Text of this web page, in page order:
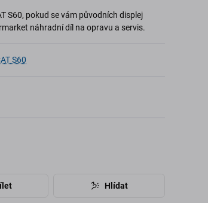
S60, pokud se vám původních displej
náhradní díl na opravu a servis.
S60
Hlídat